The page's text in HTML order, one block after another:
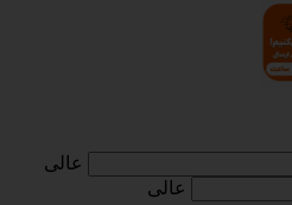
عالی
عالی